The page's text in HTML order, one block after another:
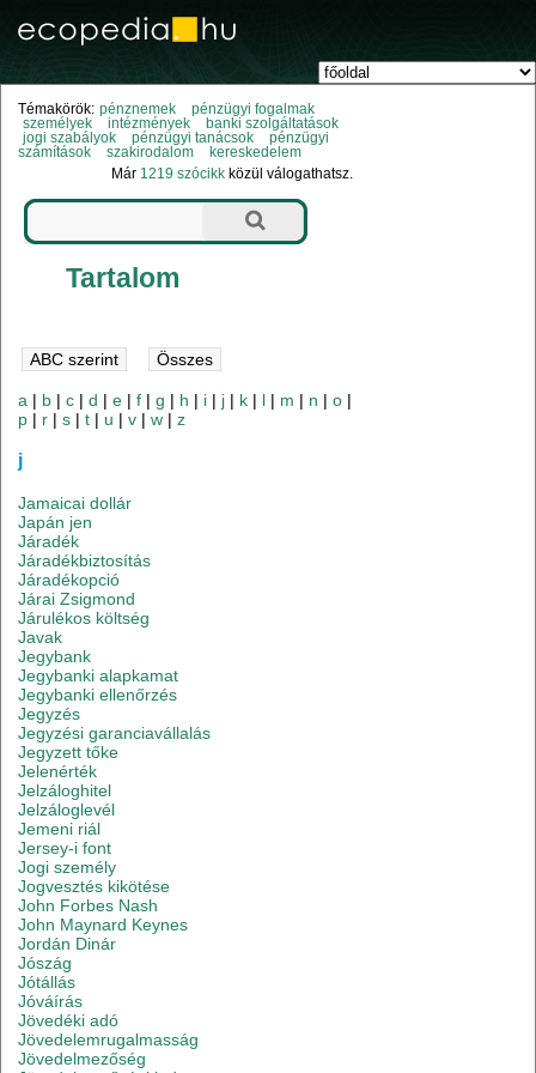
Témakörök: pénznemek
pénzügyi fogalmak
személyek
intézmények
banki szolgáltatások
jogi szabályok
pénzügyi tanácsok
pénzügyi
számítások
szakirodalom
kereskedelem
Már 1219 szócikk közül válogathatsz.
Tartalom
a | b |c |d |e |f |g | h | i | j | k | l | m | n |o |
p | r |s |t | u |v |w |z
j
Jamaicai dollár
Japán jen
Járadék
Járadékbiztosítás
Járadékopció
Járai Zsigmond
Járulékos költség
Javak
Jegybank
Jegybanki alapkamat
Jegybanki ellenőrzés
Jegyzés
Jegyzési garanciavállalás
Jegyzett tőke
Jelenérték
Jelzáloghitel
Jelzáloglevél
Jemeni riál
Jersey-i font
Jogi személy
Jogvesztés kikötése
John Forbes Nash
John Maynard Keynes
Jordán Dinár
Jószág
Jótállás
Jóváírás
Jövedéki adó
Jövedelemrugalmasság
Jövedelmezőség